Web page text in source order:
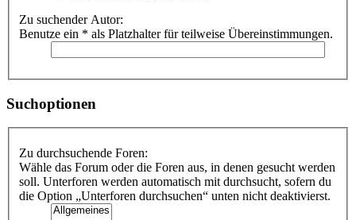
Zu suchender Autor:
Benutze ein * als Platzhalter für teilweise Übereinstimmungen.
Suchoptionen
Zu durchsuchende Foren:
Wähle das Forum oder die Foren aus, in denen gesucht werden
soll. Unterforen werden automatisch mit durchsucht, sofern du
die Option „Unterforen durchsuchen“ unten nicht deaktivierst.